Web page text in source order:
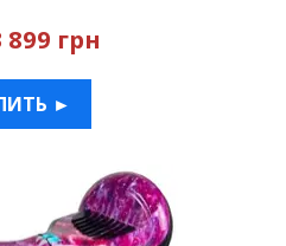
899 грн
►